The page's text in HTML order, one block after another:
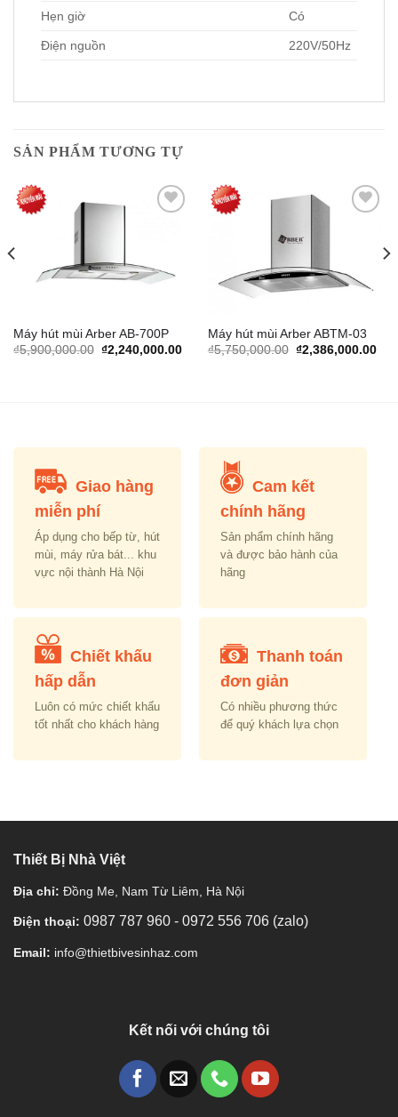
Hẹn giờ Có
Điện nguồn 220V/50Hz
SẢN PHẨM TƯƠNG TỰ
Máy hút mùi Arber AB-700P
₫5,900,000.00 Original
₫2,240,000.00Current
Máy hút mùi Arber ABTM-03
₫5,750,000.00 Original
₫2,386,000.00
Giao hàng
miễn phí
Áp dụng cho bếp từ, hút
mùi, máy rửa bát... khu
vực nội thành Hà Nội
Cam kết
chính hãng
Sản phẩm chính hãng
và được bảo hành của
hãng
Chiết khấu
hấp dẫn
Luôn có mức chiết khấu
tốt nhất cho khách hàng
Thanh toán
đơn giản
Có nhiều phương thức
để quý khách lựa chọn
Thiết Bị Nhà Việt
Địa chỉ: Đồng Me, Nam Từ Liêm, Hà Nội
Điện thoại: 0987 787 960 - 0972 556 706 (zalo)
Email: info@thietbivesinhaz.com
Kết nối với chúng tôi